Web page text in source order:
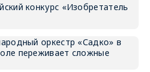
конкурс «Изобретатель
оркестр «Садко» в
переживает сложные